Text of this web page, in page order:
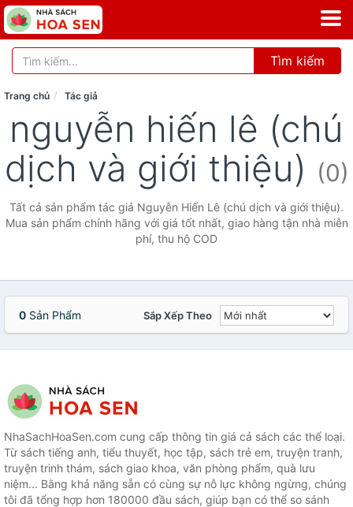
Tìm kiếm
Trang chủ Tác giả
nguyễn hiến lê (chú
dịch và giới thiệu) (0)
Tất cả sản phẩm tác giả Nguyễn Hiến Lê (chú dịch và giới thiệu).
Mua sản phẩm chính hãng với giá tốt nhất, giao hàng tận nhà miễn
phí, thu hộ COD
0 Sản Phẩm Sắp Xếp Theo
NhaSachHoaSen.com cung cấp thông tin giá cả sách các thể loại.
Từ sách tiếng anh, tiểu thuyết, học tập, sách trẻ em, truyện tranh,
truyện trinh thám, sách giao khoa, văn phòng phẩm, quà lưu
niệm... Bằng khả năng sẵn có cùng sự nỗ lực không ngừng, chúng
tôi đã tổng hợp hơn 180000 đầu sách, giúp bạn có thể so sánh